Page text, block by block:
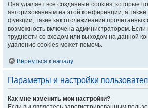
Она удаляет все созданные cookies, которые
авторизованным на этой конференции, а
функции, такие как отслеживание
возможность включена администратором.
трудности со входом или выходом на данной
удаление cookies может помочь.
Вернуться к началу
Параметры и настройки
Как мне изменить мои настройки?